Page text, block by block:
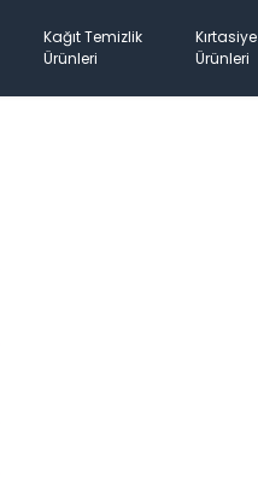
Kağıt Temizlik
Ürünleri
Kırtasiye
Ürünleri